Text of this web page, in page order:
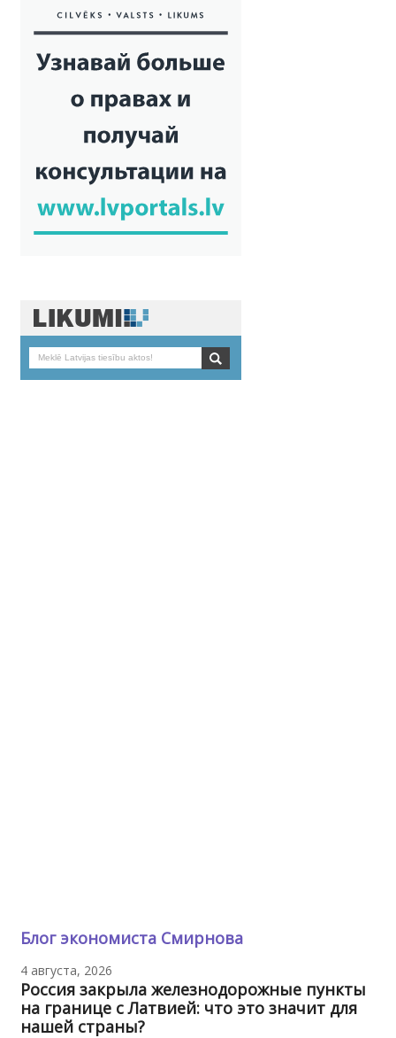
Блог экономиста Смирнова
4 августа, 2026
Россия закрыла железнодорожные пункты
на границе с Латвией: что это значит для
нашей страны?